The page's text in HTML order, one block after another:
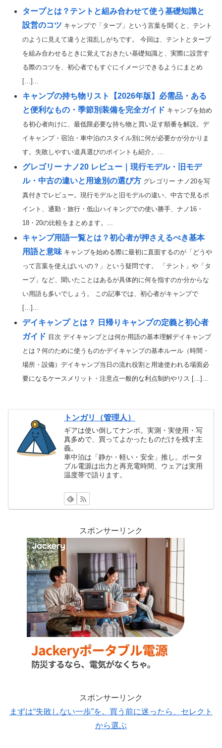
タープとは？テントと組み合わせて使う基礎知識と
設営のコツ キャンプで「タープ」という言葉を聞くと、テント
のように見えて違うと混乱しがちです。 今回は、テントとタープ
を組み合わせるときに覚えておきたい基礎知識と、実際に設営す
る際のコツを、初心者でもすぐにイメージできるようにまとめ
[…]...
キャンプの持ち物リスト【2026年版】必需品・ある
と便利なもの・季節別装備を完全ガイド キャンプを始め
る初心者向けに、最低限必要な持ち物と買い足す順番を解説。デ
イキャンプ・宿泊・車中泊のスタイル別に何が必要かが分かりま
す。失敗しやすい道具選びのポイントも紹介。...
グレゴリー ナノ20 レビュー｜現行モデル・旧モデ
ル・中古の違いと用途別の選び方 グレゴリー ナノ20を写
真付きでレビュー。現行モデルと旧モデルの違い、中古で見るポ
イント、通勤・旅行・低山ハイキングでの使い勝手、ナノ16・
18・20の比較をまとめます。...
キャンプ用語一覧とは？初心者が押さえるべき基本
用語と意味 キャンプを始める際に最初に直面するのが「どうや
って言葉を使えばいいの？」という疑問です。 「テント」や「タ
ープ」など、聞いたことはあるが具体的に何を指すのか分からな
い用語も多いでしょう。 この記事では、初心者がキャンプで
[…]...
デイキャンプ とは？ 日帰りキャンプの定義と初心者
ガイド 目次 デイキャンプとは何か用語の基本理解デイキャンプ
とは？何のために使うものかデイキャンプの基本ルール（時間・
場所・設備）デイキャンプ当日の流れ役割と用途使われる場面必
要になるケースメリット・注意点一般的な利点制約やリス […]...
トンガリ（管理人）
ギアは使い倒してナンボ。実測・実使用・写
真多めで、買ってよかったものだけを残す主
義。
車中泊は「静か・軽い・安全」推し。ポータ
ブル電源は出力と再充電時間、ウェアは実用
温度帯で語ります。
スポンサーリンク
スポンサーリンク
まずは“失敗しない一歩”を。買う前に迷ったら、セレクト
から選ぶ